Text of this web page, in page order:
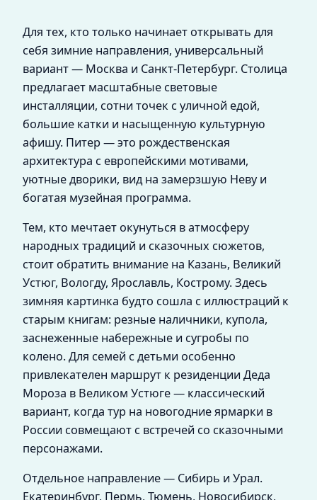
Для тех, кто только начинает открывать для
себя зимние направления, универсальный
вариант — Москва и Санкт‑Петербург. Столица
предлагает масштабные световые
инсталляции, сотни точек с уличной едой,
большие катки и насыщенную культурную
афишу. Питер — это рождественская
архитектура с европейскими мотивами,
уютные дворики, вид на замерзшую Неву и
богатая музейная программа.
Тем, кто мечтает окунуться в атмосферу
народных традиций и сказочных сюжетов,
стоит обратить внимание на Казань, Великий
Устюг, Вологду, Ярославль, Кострому. Здесь
зимняя картинка будто сошла с иллюстраций к
старым книгам: резные наличники, купола,
заснеженные набережные и сугробы по
колено. Для семей с детьми особенно
привлекателен маршрут к резиденции Деда
Мороза в Великом Устюге — классический
вариант, когда тур на новогодние ярмарки в
России совмещают с встречей со сказочными
персонажами.
Отдельное направление — Сибирь и Урал.
Екатеринбург, Пермь, Тюмень, Новосибирск,